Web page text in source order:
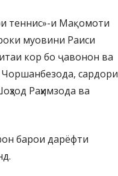
теннис»-и Мақомоти
муовини Раиси
кор бо ҷавонон ва
сардори
Раҳимзода ва
барои дарёфти